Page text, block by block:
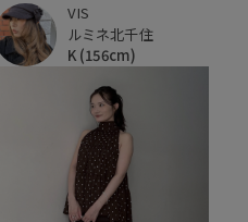
VIS
ルミネ北千住
K (156cm)